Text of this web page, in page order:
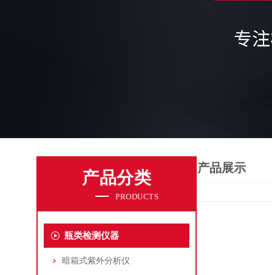
产品分类
PRODUCTS
瓶类检测仪器
暗箱式紫外分析仪
产品展示